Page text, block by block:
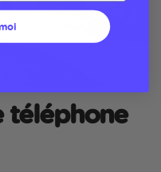
téléphone